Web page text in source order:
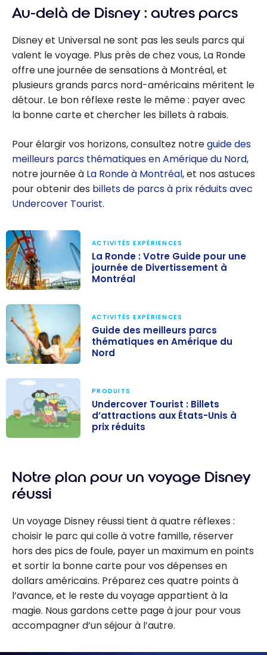
Disney World
est la
différence de
prix pour une
expérience
Disney ?
Au-delà de Disney : autres parcs
Disney et Universal ne sont pas les seuls parcs qui
valent le voyage. Plus près de chez vous, La Ronde
offre une journée de sensations à Montréal, et
plusieurs grands parcs nord-américains méritent le
détour. Le bon réflexe reste le même : payer avec
la bonne carte et chercher les billets à rabais.
Pour élargir vos horizons, consultez notreguide des
meilleurs parcs thématiques en Amérique du Nord,
notre journée à La Ronde à Montréal, et nos astuces
pour obtenir des billets de parcs à prix réduits avec
Undercover Tourist.
Votre Guide
pour une
journée de
Divertissement
ACTIVITÉS EXPÉRIENCES
La Ronde : Votre Guide pour une
journée de Divertissement à
Montréal
meilleurs parcs
thématiques en
Amérique du
ACTIVITÉS EXPÉRIENCES
Guide des meilleurs parcs
thématiques en Amérique du
Nord
d’attractions
aux États-Unis
PRODUITS
Undercover Tourist : Billets
d’attractions aux États-Unis à
prix réduits
Notre plan pour un voyage Disney
réussi
Un voyage Disney réussi tient à quatre réflexes :
choisir le parc qui colle à votre famille, réserver
hors des pics de foule, payer un maximum en points
et sortir la bonne carte pour vos dépenses en
dollars américains. Préparez ces quatre points à
l’avance, et le reste du voyage appartient à la
magie. Nous gardons cette page à jour pour vous
accompagner d’un séjour à l’autre.